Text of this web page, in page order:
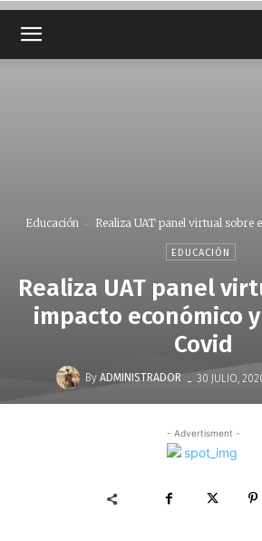
Educación Realiza UAT panel virtual sobre
EDUCACIÓN
Realiza UAT panel
impacto económico
Covid
By ADMINISTRADOR - 30 JULIO,
- Advertisment -